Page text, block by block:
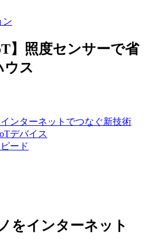
ン
】照度センサーで省
ウス
ンターネットでつなぐ新技術
デバイス
ード
をインターネット